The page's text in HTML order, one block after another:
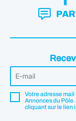
Votre adresse
Annonces du
cliquant sur le lien